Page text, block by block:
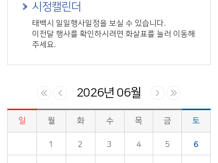
시정캘린더
태백시 일일행사일정을 보실 수 있습니다.
이전달 행사를 확인하시려면 화살표를 눌러 이동해
주세요.
2026년 06월
시정소식>시정 캘린더 게시판의 (2026년 06월) 달력형태로 일정명, 일정내용을 제공합니다.
일 월 화 수 목 금 토
1 2 3 4 5 6